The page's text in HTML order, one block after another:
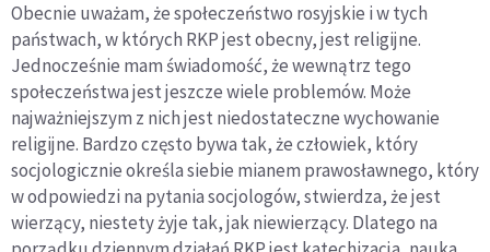
Obecnie uważam, że społeczeństwo rosyjskie i w tych
państwach, w których RKP jest obecny, jest religijne.
Jednocześnie mam świadomość, że wewnątrz tego
społeczeństwa jest jeszcze wiele problemów. Może
najważniejszym z nich jest niedostateczne wychowanie
religijne. Bardzo często bywa tak, że człowiek, który
socjologicznie określa siebie mianem prawosławnego, który
w odpowiedzi na pytania socjologów, stwierdza, że jest
wierzący, niestety żyje tak, jak niewierzący. Dlatego na